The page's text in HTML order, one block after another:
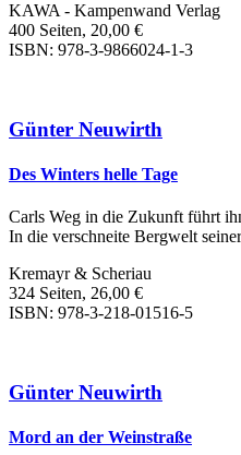
KAWA - Kampenwand Verlag
400 Seiten, 20,00 €
ISBN: 978-3-9866024-1-3
Günter Neuwirth
Des Winters helle Tage
Carls Weg in die Zukunft führt
In die verschneite Bergwelt
Kremayr & Scheriau
324 Seiten, 26,00 €
ISBN: 978-3-218-01516-5
Günter Neuwirth
Mord an der Weinstraße